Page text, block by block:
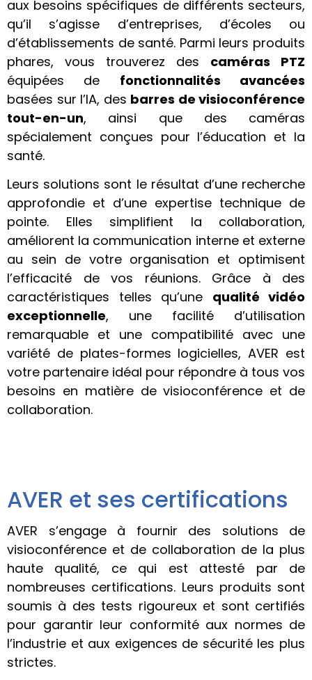
aux besoins spécifiques de différents secteurs,
qu’il s’agisse d’entreprises, d’écoles ou
d’établissements de santé. Parmi leurs produits
phares, vous trouverez des caméras PTZ
équipées de fonctionnalités avancées
basées sur l’IA, des barres de visioconférence
tout-en-un, ainsi que des caméras
spécialement conçues pour l’éducation et la
santé.
Leurs solutions sont le résultat d’une recherche
approfondie et d’une expertise technique de
pointe. Elles simplifient la collaboration,
améliorent la communication interne et externe
au sein de votre organisation et optimisent
l’efficacité de vos réunions. Grâce à des
caractéristiques telles qu’une qualité vidéo
exceptionnelle, une facilité d’utilisation
remarquable et une compatibilité avec une
variété de plates-formes logicielles, AVER est
votre partenaire idéal pour répondre à tous vos
besoins en matière de visioconférence et de
collaboration.
AVER et ses certifications
AVER s’engage à fournir des solutions de
visioconférence et de collaboration de la plus
haute qualité, ce qui est attesté par de
nombreuses certifications. Leurs produits sont
soumis à des tests rigoureux et sont certifiés
pour garantir leur conformité aux normes de
l’industrie et aux exigences de sécurité les plus
strictes.